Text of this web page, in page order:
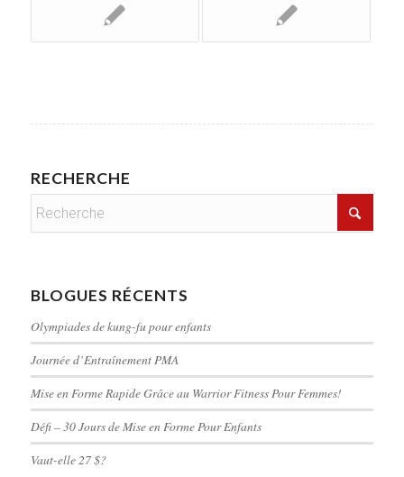
RECHERCHE
BLOGUES RÉCENTS
Olympiades de kung-fu pour enfants
Journée d’Entraînement PMA
Mise en Forme Rapide Grâce au Warrior Fitness Pour Femmes!
Défi – 30 Jours de Mise en Forme Pour Enfants
Vaut-elle 27 $?